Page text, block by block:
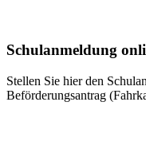
Schulanmeldung
Stellen Sie hier den
Beförderungsantrag